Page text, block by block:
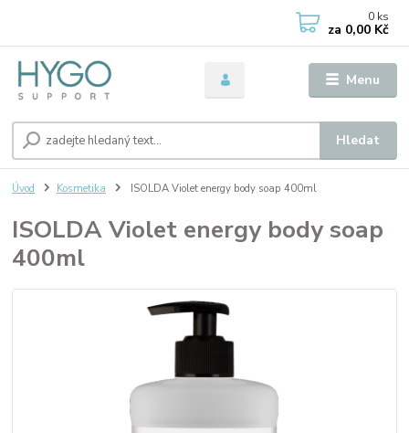
Menu
Hledat
0 ks
za 0,00 Kč
Úvod Kosmetika ISOLDA Violet energy body soap 400ml
ISOLDA Violet energy body soap
400ml